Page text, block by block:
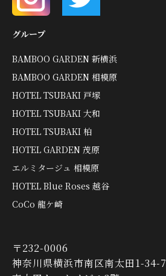
グループ
BAMBOO GARDEN 新横浜
BAMBOO GARDEN 相模原
HOTEL TSUBAKI 戸塚
HOTEL TSUBAKI 大和
HOTEL TSUBAKI 柏
HOTEL GARDEN 茂原
エルミタージュ 相模原
HOTEL Blue Roses 越谷
CoCo 龍ケ崎
〒232-0006
神奈川県横浜市南区南太田1-34-7